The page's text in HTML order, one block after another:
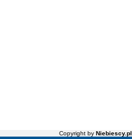
Copyright by Niebiescy.pl